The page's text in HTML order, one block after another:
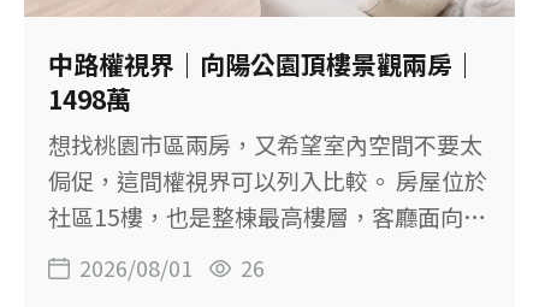
用部分社區公共設施 ◆ 鄰近興豐路生活圈
【物件基本資料】 社區：森悅家（銷售名
稱：深耕9） 位置：桃園市八德區豐吉路 售
價：3,250萬元 格局：3房2廳3衛 建物坪
數：79.76坪 主建物：67.42坪 附屬建物：
8.47坪 主建物＋陽台：約71.67坪 土地坪
數：23.89坪 樓層：1至4樓／共4樓
中路權視界｜向陽公園頂樓景觀兩房｜
1498萬
想找桃園市區兩房，又希望室內空間不要太
侷促，這間權視界可以列入比較。 房屋位於
社區15樓，也是整棟最高樓層，客廳面向向
陽公園。建物29.55坪，主建物加陽台約
20.11坪，規劃2房1廳1衛，另有獨立玄關與
2026/08/01 26